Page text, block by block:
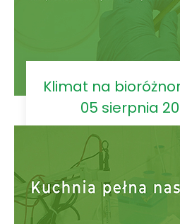
Klimat na
05 sierpnia